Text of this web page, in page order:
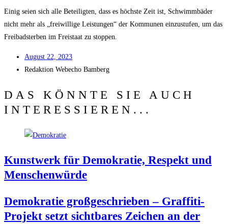
Einig sei­en sich alle Betei­lig­ten, dass es höchs­te Zeit ist, Schwimm­bä­der
nicht mehr als „frei­wil­li­ge Leis­tun­gen“ der Kom­mu­nen ein­zu­stu­fen, um das
Frei­badster­ben im Frei­staat zu stoppen.
August 22, 2023
Redak­ti­on Web­echo Bamberg
DAS KÖNNTE SIE AUCH
INTERESSIEREN...
Kunst­werk für Demo­kra­tie, Respekt und
Menschenwürde
Demo­kra­tie groß­ge­schrie­ben – Graf­fi­ti-
Pro­jekt setzt sicht­ba­res Zei­chen an der